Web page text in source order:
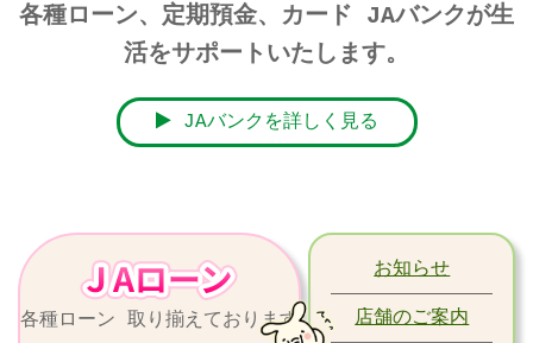
各種ローン、定期預金、カード JAバンクが生
活をサポートいたします。
JAバンクを詳しく見る
各種ローン 取り揃えております
お知らせ
店舗のご案内